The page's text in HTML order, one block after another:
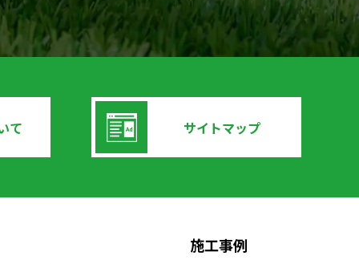
て サイトマップ
施工事例